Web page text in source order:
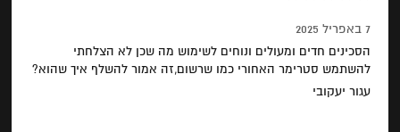
7 באפריל 2025
הסכינים חדים ומעולים ונוחים לשימוש מה שכן לא הצלחתי
להשתמש סטרימר האחורי כמו שרשום,זה אמור להשלף איך שהוא?
עגור יעקובי